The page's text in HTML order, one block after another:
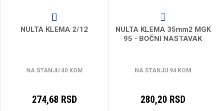
NULTA KLEMA 2/12
NA STANJU 40 KOM
274,68 RSD
NULTA KLEMA 35mm2 MGK
95 - BOČNI NASTAVAK
NA STANJU 94 KOM
280,20 RSD